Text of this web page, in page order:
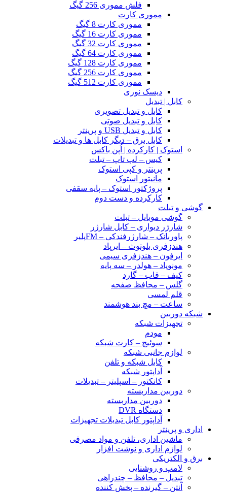
فلش مموری 256 گیگ
مموری کارت
مموری کارت 8 گیگ
مموری کارت 16 گیگ
مموری کارت 32 گیگ
مموری کارت 64 گیگ
مموری کارت 128 گیگ
مموری کارت 256 گیگ
مموری کارت 512 گیگ
دیسک نوری
کابل | تبدیل
کابل و تبدیل تصویری
کابل و تبدیل صوتی
کابل و تبدیل USB و پرینتر
کابل برق – دیگر کابل ها و تبدیلات
استوک | کارکرده | اُپن باکس
کیس – لپ تاپ – تبلت
پرینتر و کپی استوک
مانیتور استوک
پروژکتور استوک – پایه سقفی
کارکرده و دست دوم
گوشی و تبلت
گوشی موبایل – تبلت
شارژر دیواری – کابل شارژر
پاوربانک – شارژرفندکی – FMپلیر
هندزفری بلوتوث – ایرپاد
ایرفون – هندزفری سیمی
مونوپاد – هولدر – سه پایه
کیف – قاب – گارد
گلس – محافظ صفحه
قلم لمسی
ساعت – مچ بند هوشمند
شبکه دوربین
تجهیزات شبکه
مودم
سوئیچ – کارت شبکه
لوازم جانبی شبکه
کابل شبکه و تلفن
آداپتور شبکه
کانکتور – اسپلیتر – تبدیلات
دوربین مداربسته
دوربین مداربسته
دستگاه DVR
آداپتور کابل تبدیلات تجهیزات
اداری و پرینتر
ماشین اداری، تلفن و مواد مصرفی
لوازم اداری و نوشت افزار
برق و الکتریکی
لامپ و روشنایی
تبدیل – محافظ – چندراهی
آنتن – گیرنده – پخش کننده